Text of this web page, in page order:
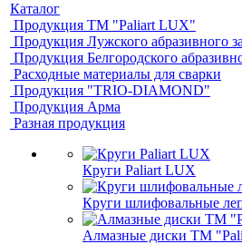
Каталог
Продукция ТМ "Paliart LUX"
Продукция Лужского абразивного
Продукция Белгородского
Расходные материалы для сварки
Продукция "TRIO-DIAMOND"
Продукция Арма
Разная продукция
Круги Paliart LUX
Круги шлифовальные
Алмазные диски ТМ